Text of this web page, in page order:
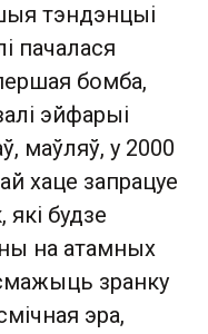
тэндэнцыі
пачалася
бомба,
эйфарыі
маўляў, у 2000
хаце запрацуе
які будзе
на атамных
зранку
эра,